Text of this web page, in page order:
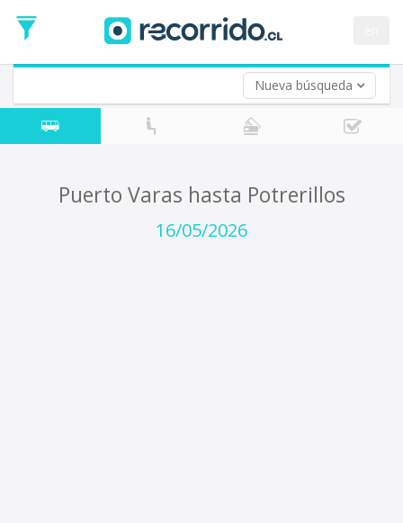
Nueva búsqueda
de
Ida
Vuelta (opcional)
Fecha
de
Puerto Varas hasta Potrerillos
16/05/2026